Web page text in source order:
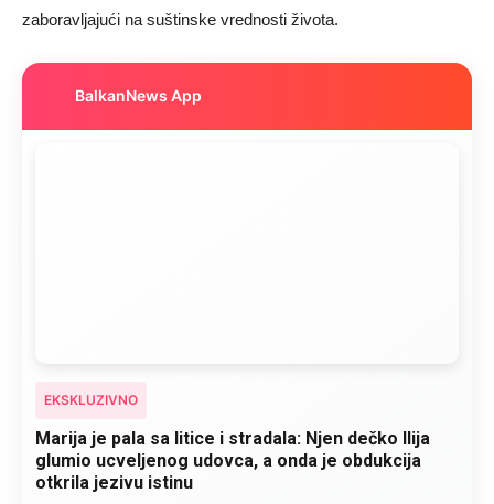
zaboravljajući na suštinske vrednosti života.
BalkanNews App
EKSKLUZIVNO
Marija je pala sa litice i stradala: Njen dečko Ilija
glumio ucveljenog udovca, a onda je obdukcija
otkrila jezivu istinu